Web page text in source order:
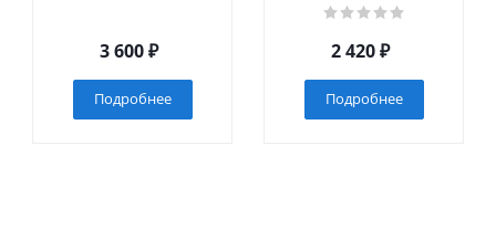
3 600₽
Подробнее
2 420₽
Подробнее